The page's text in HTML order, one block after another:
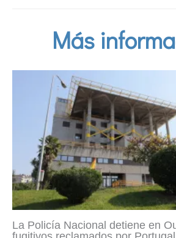
Más
La Policía Nacional detiene en